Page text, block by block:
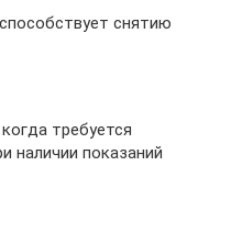
снятию
требуется
наличии показаний